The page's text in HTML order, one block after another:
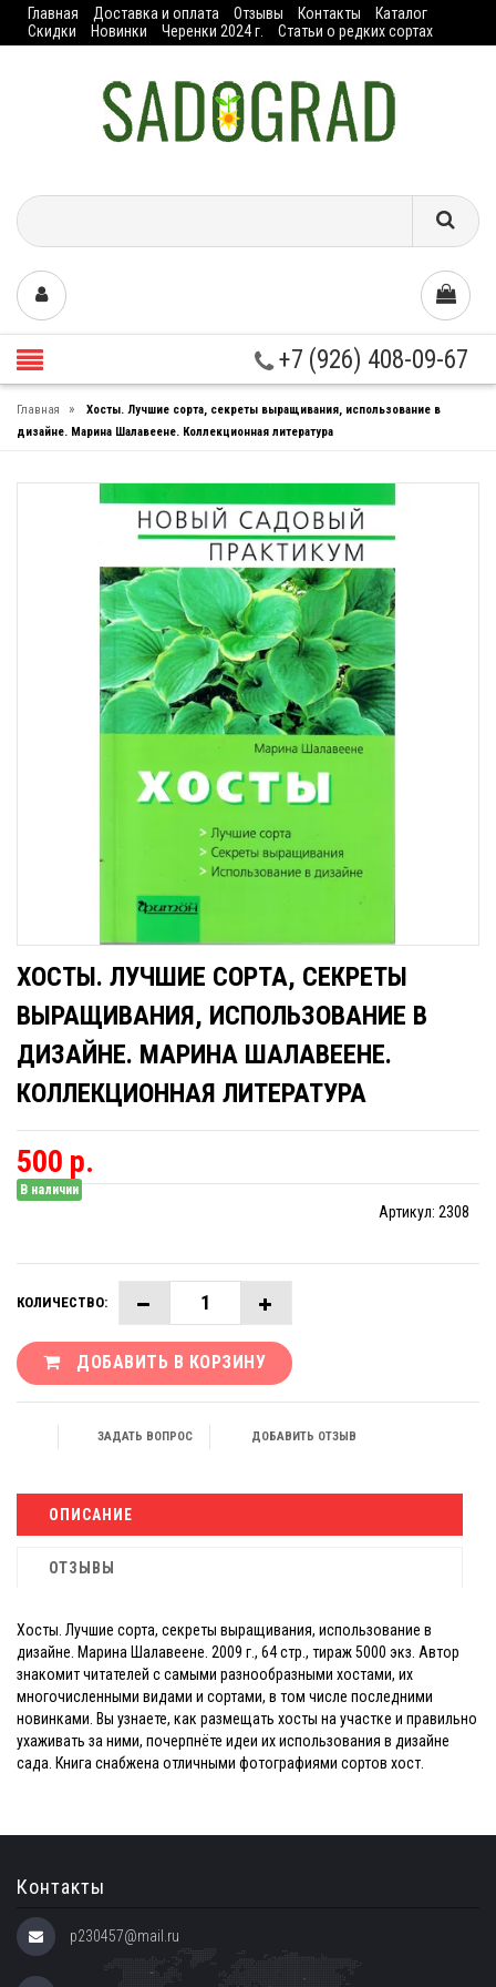
Главная Доставка и оплата Отзывы Контакты
Каталог
Скидки
Новинки Черенки 2024 г. Статьи о редких сортах
+7 (926) 408-09-67
Главная »
Хосты. Лучшие сорта, секреты выращивания, использование в
дизайне. Марина Шалавеене. Коллекционная литература
ХОСТЫ. ЛУЧШИЕ СОРТА, СЕКРЕТЫ
ВЫРАЩИВАНИЯ, ИСПОЛЬЗОВАНИЕ В
ДИЗАЙНЕ. МАРИНА ШАЛАВЕЕНЕ.
КОЛЛЕКЦИОННАЯ ЛИТЕРАТУРА
500 р.
В наличии
Артикул: 2308
КОЛИЧЕСТВО:
ДОБАВИТЬ В КОРЗИНУ
ЗАДАТЬ ВОПРОС ДОБАВИТЬ ОТЗЫВ
ОПИСАНИЕ
ОТЗЫВЫ
Хосты. Лучшие сорта, секреты выращивания, использование в
дизайне. Марина Шалавеене. 2009 г., 64 стр., тираж 5000 экз. Автор
знакомит читателей с самыми разнообразными хостами, их
многочисленными видами и сортами, в том числе последними
новинками. Вы узнаете, как размещать хосты на участке и правильно
ухаживать за ними, почерпнёте идеи их использования в дизайне
сада. Книга снабжена отличными фотографиями сортов хост.
Контакты
p230457@mail.ru